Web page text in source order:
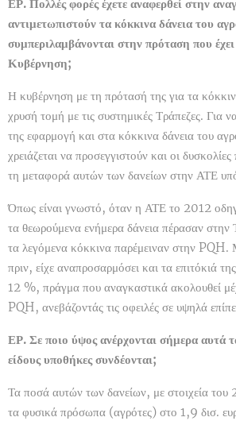
ΕΡ. Πολλές φορές έχετε αναφερθεί στην
αντιμετωπιστούν τα κόκκινα δάνεια του
συμπεριλαμβάνονται στην πρόταση που
Κυβέρνηση;
Η κυβέρνηση με τη πρότασή της για τα
χρυσή τομή με τις συστημικές Τράπεζες. Για
της εφαρμογή και στα κόκκινα δάνεια του
χρειάζεται να προσεγγιστούν και οι
τη μεταφορά αυτών των δανείων στην ΑΤΕ
Όπως είναι γνωστό, όταν η ΑΤΕ το 2012
τα θεωρούμενα ενήμερα δάνεια πέρασαν στην
τα λεγόμενα κόκκινα παρέμειναν στην
πριν, είχε αναπροσαρμόσει και τα επιτόκιά
12 %, πράγμα που αναγκαστικά ακολουθεί
PQH, ανεβάζοντάς τις οφειλές σε υψηλά
ΕΡ. Σε ποιο ύψος ανέρχονται σήμερα αυτά
είδους υποθήκες συνδέονται;
Τα ποσά αυτών των δανείων, με στοιχεία του
τα φυσικά πρόσωπα (αγρότες) στο 1,9 δισ.